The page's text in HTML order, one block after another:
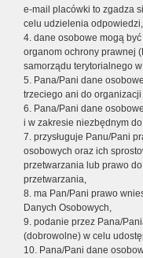
e-mail placówki to zgadza
celu udzielenia odpowiedzi,
4. dane osobowe mogą
organom ochrony prawnej
samorządu terytorialnego
5. Pana/Pani dane
trzeciego ani do
6. Pana/Pani dane
i w zakresie niezbędnym
7. przysługuje Panu/Pani
osobowych oraz ich
przetwarzania lub prawo
przetwarzania,
8. ma Pan/Pani prawo
Danych Osobowych,
9. podanie przez Pana/
(dobrowolne) w celu
10. Pana/Pani dane